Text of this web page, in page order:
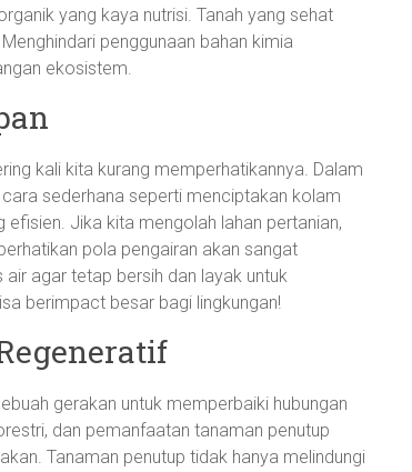
yang kaya nutrisi. Tanah yang sehat
penggunaan bahan kimia
ekosistem.
kali kita kurang memperhatikannya. Dalam
sederhana seperti menciptakan kolam
efisien. Jika kita mengolah lahan pertanian,
pola pengairan akan sangat
agar tetap bersih dan layak untuk
berimpact besar bagi lingkungan!
gerakan untuk memperbaiki hubungan
dan pemanfaatan tanaman penutup
Tanaman penutup tidak hanya melindungi